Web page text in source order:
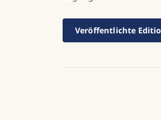
Veröffentlichte